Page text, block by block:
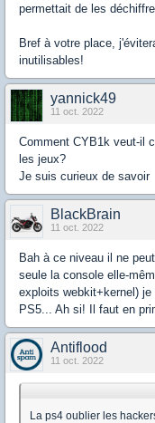
permettait de les
Bref à votre place,
inutilisables!
yannick49
11 oct. 2022
Comment CYB1k veut-il
les jeux?
Je suis curieux de savoir
BlackBrain
11 oct. 2022
Bah à ce niveau il ne
seule la console elle-
exploits webkit+kernel)
PS5... Ah si! Il faut en
Antiflood
11 oct. 2022
La ps4 oublier les